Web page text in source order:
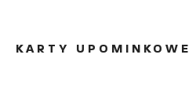
KARTY UPOMINKOWE